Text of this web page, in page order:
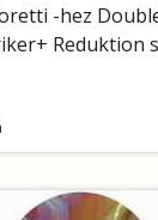
-hez
Reduktion